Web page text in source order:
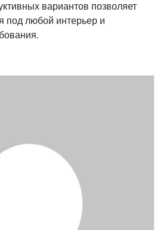
вариантов позволяет
под любой интерьер и